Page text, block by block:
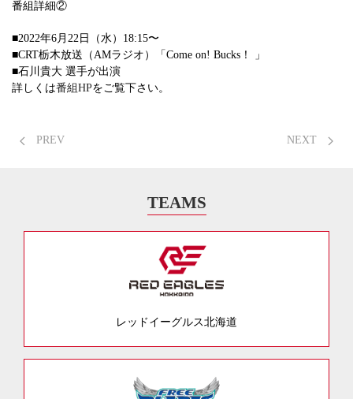
番組詳細②
■2022年6月22日（水）18:15〜
■CRT栃木放送（AMラジオ）「Come on! Bucks！ 」
■石川貴大 選手が出演
詳しくは番組HPをご覧下さい。
PREV NEXT
TEAMS
レッドイーグルス北海道